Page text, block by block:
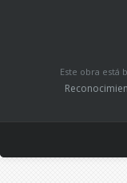
Este obra está